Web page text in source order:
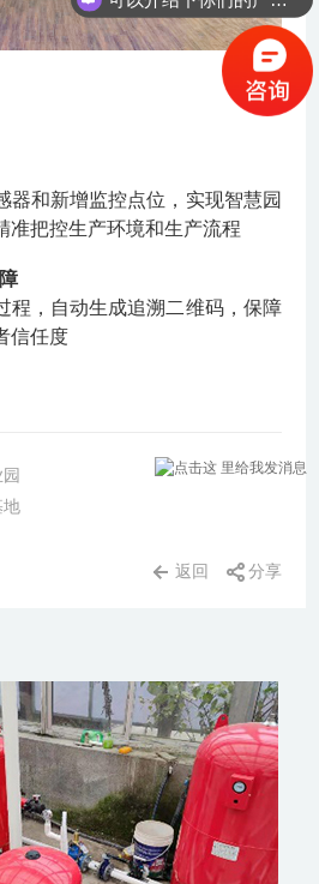
器和新增监控点位，实现智慧园
准把控生产环境和生产流程
程，自动生成追溯二维码，保障
信任度
地
返回 分享